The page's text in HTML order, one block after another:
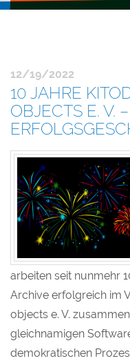
12/19/2022
10 JAHRE
OBJECTS E. V.
arbeiten seit nunmehr
Archive erfolgreich im
objects e. V.
gleichnamigen
demokratischen